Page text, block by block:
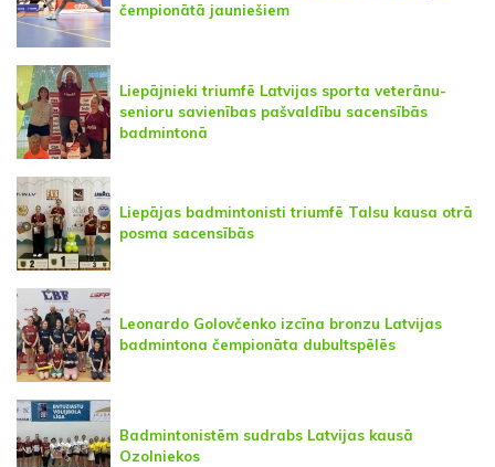
čempionātā jauniešiem
Liepājnieki triumfē Latvijas sporta veterānu-
senioru savienības pašvaldību sacensībās
badmintonā
Liepājas badmintonisti triumfē Talsu kausa otrā
posma sacensībās
Leonardo Golovčenko izcīna bronzu Latvijas
badmintona čempionāta dubultspēlēs
Badmintonistēm sudrabs Latvijas kausā
Ozolniekos